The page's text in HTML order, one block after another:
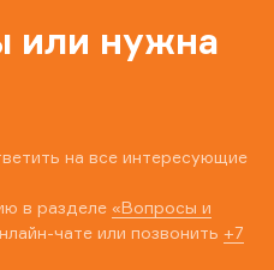
или нужна
на все интересующие
в разделе «Вопросы и
чате или позвонить +7